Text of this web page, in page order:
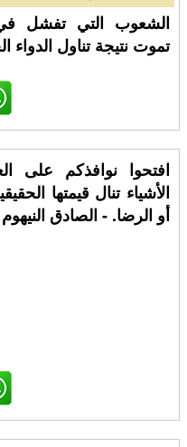
الشعوب التي تفشل
تموت نتيجة تناول الدواء
افتحوا نوافذكم على
الأشياء تنال قيمتها
أو الرضا. - الصادق النيهوم